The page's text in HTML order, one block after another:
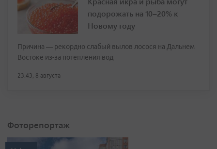
подорожать на 10–20% к
Новому году
Причина — рекордно слабый вылов лосося на Дальнем
Востоке из-за потепления вод
23:43, 8 августа
Фоторепортаж